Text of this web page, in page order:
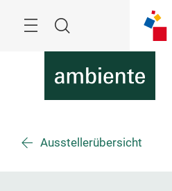
Suche
Ausstellerübersicht